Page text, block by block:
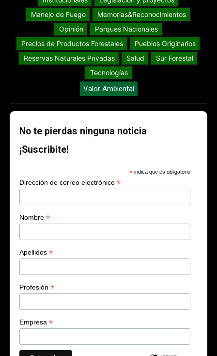
Manejo de Fuego
Memorias&Reconocimientos
Opinión
Parques Nacionales
Precios de Productos Forestales
Pueblos Originarios
Reservas Naturales Privadas
Salud
Sur Forestal
Tecnologías
Valor Ambiental
No te pierdas ninguna noticia
¡Suscribite!
* indica que es obligatorio
Dirección de correo electrónico *
Nombre *
Apellidos *
Profesión *
Empresa *